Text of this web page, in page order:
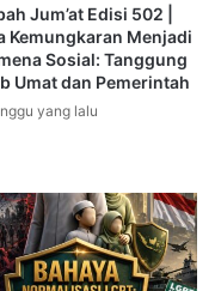
menemui Anas bin
kami dapati dari
اصْبِرُوا فَإِنَّهُ لَا يَأْتِي
datang pada kalian
lebih buruk dari yang
Jum’at Edisi 502 |
Kemungkaran Menjadi
Sosial: Tanggung
Umat dan Pemerintah
yang lalu